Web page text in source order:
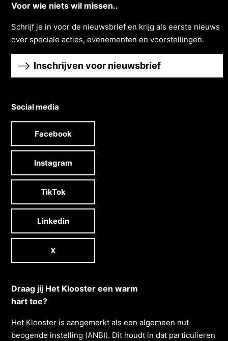
Voor wie niets wil missen..
Schrĳf je in voor de nieuwsbrief en krĳg als eerste nieuws
over speciale acties, evenementen en voorstellingen.
Inschrijven voor nieuwsbrief
Social media
Facebook
Instagram
TikTok
Linkedin
X
Draag jij Het Klooster een warm
hart toe?
Het Klooster is aangemerkt als een algemeen nut
beogende instelling (ANBI). Dit houdt in dat particulieren